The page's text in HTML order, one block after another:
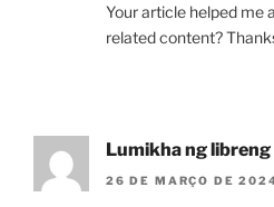
Your article helped me
related content?
Lumikha ng
26 DE MARÇO DE